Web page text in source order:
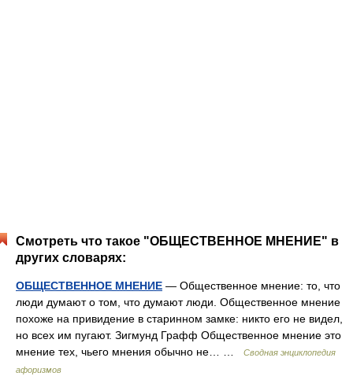
Смотреть что такое "ОБЩЕСТВЕННОЕ МНЕНИЕ" в
других словарях:
ОБЩЕСТВЕННОЕ МНЕНИЕ — Общественное мнение: то, что
люди думают о том, что думают люди. Общественное мнение
похоже на привидение в старинном замке: никто его не видел,
но всех им пугают. Зигмунд Графф Общественное мнение это
мнение тех, чьего мнения обычно не… …
Сводная энциклопедия
афоризмов